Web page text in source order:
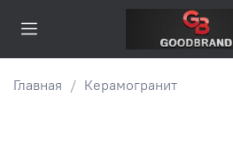
Главная Керамогранит